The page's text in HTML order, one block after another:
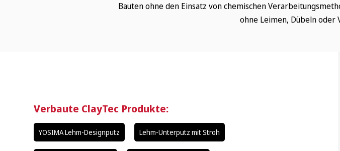
Bauten ohne den Einsatz von chemischen
ohne Leimen, Dübeln oder
Verbaute ClayTec Produkte:
YOSIMA Lehm-Designputz Lehm-Unterputz mit Stroh